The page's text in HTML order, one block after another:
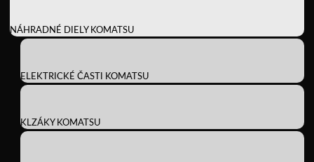
NÁHRADNÉ DIELY KOMATSU
ELEKTRICKÉ ČASTI KOMATSU
KLZÁKY KOMATSU